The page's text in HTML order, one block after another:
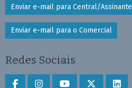
Enviar e-mail para Central/Assinante
Enviar e-mail para o Comercial
Redes Sociais